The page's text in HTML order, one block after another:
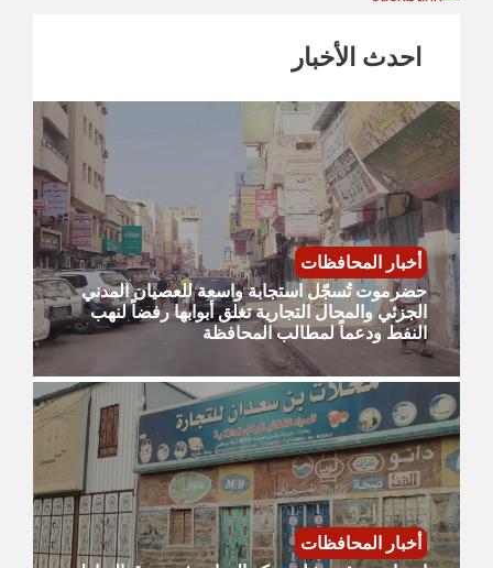
احدث الأخبار
أخبار المحافظات
حضرموت تُسجّل استجابة واسعة للعصيان المدني
الجزئي والمحال التجارية تغلق أبوابها رفضاً لنهب
النفط ودعماً لمطالب المحافظة
أخبار المحافظات